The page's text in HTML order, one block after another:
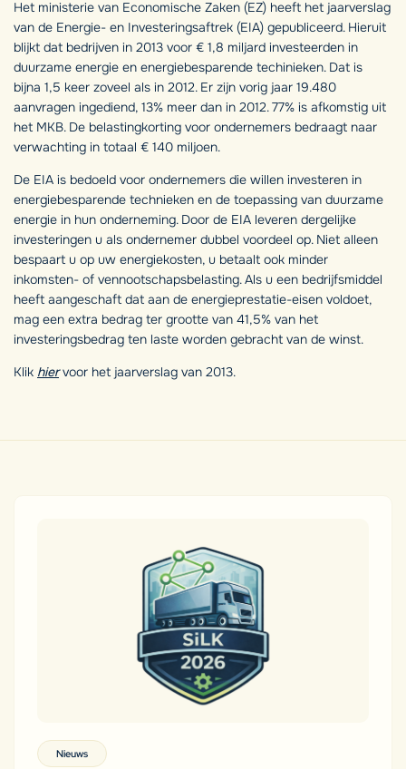
Het ministerie van Economische Zaken (EZ) heeft het jaarverslag
van de Energie- en Investeringsaftrek (EIA) gepubliceerd. Hieruit
blijkt dat bedrijven in 2013 voor € 1,8 miljard investeerden in
duurzame energie en energiebesparende techinieken. Dat is
bijna 1,5 keer zoveel als in 2012. Er zijn vorig jaar 19.480
aanvragen ingediend, 13% meer dan in 2012. 77% is afkomstig uit
het MKB. De belastingkorting voor ondernemers bedraagt naar
verwachting in totaal € 140 miljoen.
De EIA is bedoeld voor ondernemers die willen investeren in
energiebesparende technieken en de toepassing van duurzame
energie in hun onderneming. Door de EIA leveren dergelijke
investeringen u als ondernemer dubbel voordeel op. Niet alleen
bespaart u op uw energiekosten, u betaalt ook minder
inkomsten- of vennootschapsbelasting. Als u een bedrijfsmiddel
heeft aangeschaft dat aan de energieprestatie-eisen voldoet,
mag een extra bedrag ter grootte van 41,5% van het
investeringsbedrag ten laste worden gebracht van de winst.
Klik hiervoor het jaarverslag van 2013.
Nieuws